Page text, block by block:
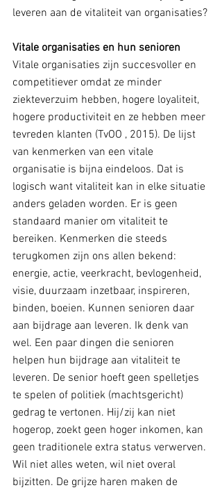
leveren aan de vitaliteit van organisaties?
Vitale organisaties en hun senioren
Vitale organisaties zijn succesvoller en
competitiever omdat ze minder
ziekteverzuim hebben, hogere loyaliteit,
hogere productiviteit en ze hebben meer
tevreden klanten (TvOO , 2015). De lijst
van kenmerken van een vitale
organisatie is bijna eindeloos. Dat is
logisch want vitaliteit kan in elke situatie
anders geladen worden. Er is geen
standaard manier om vitaliteit te
bereiken. Kenmerken die steeds
terugkomen zijn ons allen bekend:
energie, actie, veerkracht, bevlogenheid,
visie, duurzaam inzetbaar, inspireren,
binden, boeien. Kunnen senioren daar
aan bijdrage aan leveren. Ik denk van
wel. Een paar dingen die senioren
helpen hun bijdrage aan vitaliteit te
leveren. De senior hoeft geen spelletjes
te spelen of politiek (machtsgericht)
gedrag te vertonen. Hij/zij kan niet
hogerop, zoekt geen hoger inkomen, kan
geen traditionele extra status verwerven.
Wil niet alles weten, wil niet overal
bijzitten. De grijze haren maken de